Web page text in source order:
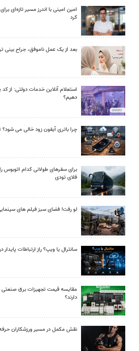
امین امینی با اندرز مسیر تازه‌ای
کرد
بعد از یک عمل ناموفق، جراح بینی
استعلام آنلاین خدمات دولتی: از کد
دهیم؟
چرا باتری آیفون زود خالی می شود؟ ۹ راهکار واقعی
برای سفرهای طولانی کدام اتوبوس
فلای تودی
لو رفت! فضای سبز فیلم های
سانترال یا ویپ؟ راز ارتباطات
مقایسه قیمت تجهیزات برق صنعتی
دارند؟
نقش مکمل در مسیر ورزشکاران